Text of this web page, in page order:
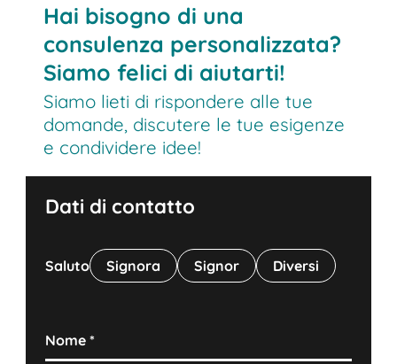
Hai bisogno di una
consulenza personalizzata?
Siamo felici di aiutarti!
Siamo lieti di rispondere alle tue
domande, discutere le tue esigenze
e condividere idee!
Dati di contatto
Saluto Signora Signor Diversi
Nome*